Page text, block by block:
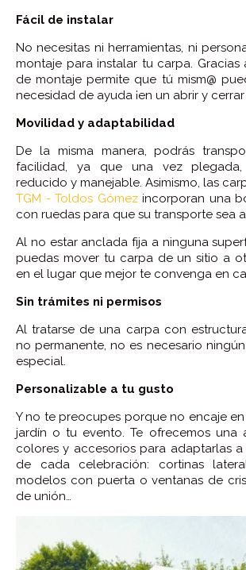
Fácil de instalar
No necesitas ni herramientas, ni
montaje para instalar tu carpa. Gracias
de montaje permite que tú mism@
necesidad de ayuda ¡en un abrir y
Movilidad y adaptabilidad
De la misma manera, podrás
facilidad, ya que una vez
reducido y manejable. Asimismo, las
TGM - Toldos Gómezincorporan una
con ruedas para que su transporte sea
Al no estar anclada fija a ninguna
puedas mover tu carpa de un sitio a
en el lugar que mejor te convenga en
Sin trámites ni permisos
Al tratarse de una carpa con
no permanente, no es necesario
especial.
Personalizable a tu gusto
Y no te preocupes porque no encaje
jardín o tu evento. Te ofrecemos una
colores y accesorios para adaptarlas
de cada celebración: cortinas
modelos con puerta o ventanas de
de unión…